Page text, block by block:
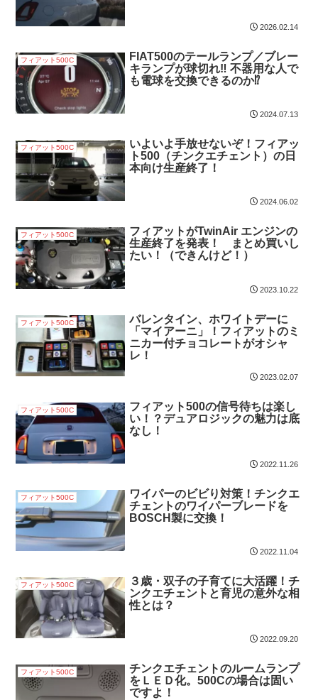
2026.02.14
フィアット500C
FIAT500のテールランプ／ブレー
キランプが球切れ‼ 不器用な人で
も電球を交換できるのか⁉
2024.07.13
フィアット500C
いよいよ手放せないぞ！フィアッ
ト500（チンクエチェント）の日
本向け生産終了！
2024.06.02
フィアット500C
フィアットがTwinAir エンジンの
生産終了を発表！ まとめ買いし
たい！（できんけど！）
2023.10.22
フィアット500C
バレンタイン、ホワイトデーに
「マイアーニ」！フィアットのミ
ニカー付チョコレートがオシャ
レ！
2023.02.07
フィアット500C
フィアット500の信号待ちは楽し
い！？デュアロジックの魅力は底
なし！
2022.11.26
フィアット500C
ワイパーのビビり対策！チンクエ
チェントのワイパーブレードを
BOSCH製に交換！
2022.11.04
フィアット500C
３歳・双子の子育てに大活躍！チ
ンクエチェントと育児の意外な相
性とは？
2022.09.20
フィアット500C
チンクエチェントのルームランプ
をＬＥＤ化。500Cの場合は固い
ですよ！